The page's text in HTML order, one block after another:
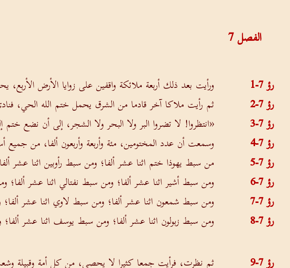
الفصل7
رؤ 7-1
ورأيت بعد ذلك أربعة ملائكة واقفين على زوايا الأرض
رؤ 7-2
ثم رأيت ملاكا آخر قادما من الشرق يحمل ختم الله الحي،
رؤ 7-3
«انتظروا! لا تضروا البر ولا البحر ولا الشجر، إلى أن نضع
رؤ 7-4
وسمعت أن عدد المختومين، مئة وأربعة وأربعون ألفا، من جميع
رؤ 7-5
من سبط يهوذا ختم اثنا عشر ألفا؛ ومن سبط رأوبين اثنا عشر
رؤ 7-6
ومن سبط أشير اثنا عشر ألفا؛ ومن سبط نفتالي اثنا عشر
رؤ 7-7
ومن سبط شمعون اثنا عشر ألفا؛ ومن سبط لاوي اثنا عشر
رؤ 7-8
ومن سبط زبولون اثنا عشر ألفا؛ ومن سبط يوسف اثنا عشر
رؤ 7-9 ثم نظرت، فرأيت جمعا كثيرا لا يحصى، من كل أمة وقبيلة وشعب